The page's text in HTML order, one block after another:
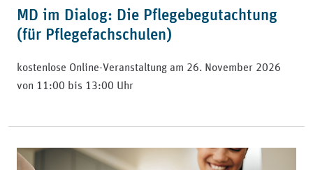
MD im Dialog: Die Pflegebegutachtung
(für Pflegefachschulen)
kostenlose Online-Veranstaltung am 26. November 2026
von 11:00 bis 13:00 Uhr